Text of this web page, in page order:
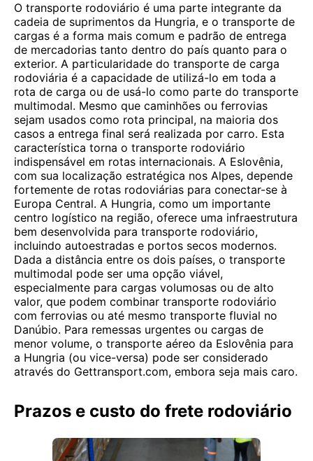
O transporte rodoviário é uma parte integrante da
cadeia de suprimentos da Hungria, e o transporte de
cargas é a forma mais comum e padrão de entrega
de mercadorias tanto dentro do país quanto para o
exterior. A particularidade do transporte de carga
rodoviária é a capacidade de utilizá-lo em toda a
rota de carga ou de usá-lo como parte do transporte
multimodal. Mesmo que caminhões ou ferrovias
sejam usados ​​como rota principal, na maioria dos
casos a entrega final será realizada por carro. Esta
característica torna o transporte rodoviário
indispensável em rotas internacionais. A Eslovênia,
com sua localização estratégica nos Alpes, depende
fortemente de rotas rodoviárias para conectar-se à
Europa Central. A Hungria, como um importante
centro logístico na região, oferece uma infraestrutura
bem desenvolvida para transporte rodoviário,
incluindo autoestradas e portos secos modernos.
Dada a distância entre os dois países, o transporte
multimodal pode ser uma opção viável,
especialmente para cargas volumosas ou de alto
valor, que podem combinar transporte rodoviário
com ferrovias ou até mesmo transporte fluvial no
Danúbio. Para remessas urgentes ou cargas de
menor volume, o transporte aéreo da Eslovênia para
a Hungria (ou vice-versa) pode ser considerado
através do Gettransport.com, embora seja mais caro.
Prazos e custo do frete rodoviário